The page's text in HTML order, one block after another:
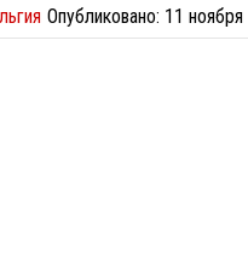
Опубликовано: 11